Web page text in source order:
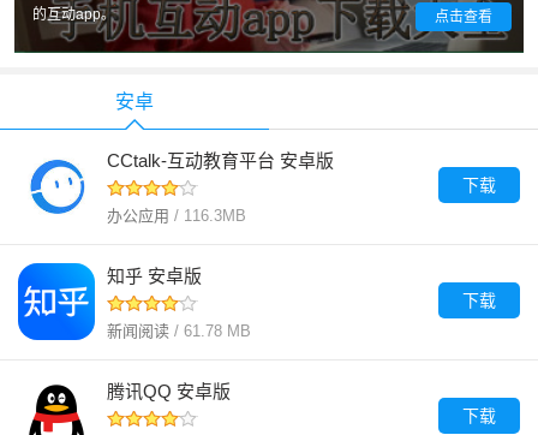
的互动app。
点击查看
安卓
CCtalk-互动教育平台 安卓版
办公应用 / 116.3MB
下载
知乎 安卓版
新闻阅读 / 61.78 MB
下载
腾讯QQ 安卓版
下载